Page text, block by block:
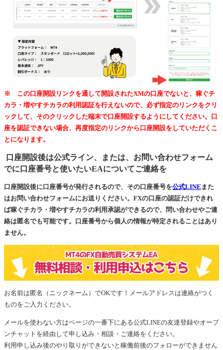
※ この口座開設リンクを通して開設されたXMの口座でないと、稼ぐチ
カラ・増やすチカラの利用認証を行えないので、必ず指定のリンクをクリ
ックして、そのクリックした端末で口座開設するようにしてください。口
座を認証できない場合、再度指定のリンクから口座開設をしていただくこ
とになります。
口座開設後は公式ライン、または、お問い合わせフォーム
でに口座番号と使いたいEAについてご連絡を
口座開設後に口座番号が発行されるので、その口座番号を公式LINE また
はお問い合わせフォームにお送りください。FXの口座の認証だけできれ
ば稼ぐチカラ・増やすチカラの利用承認ができるので、問い合わせやご連
絡は匿名でも可能です。口座番号から個人の情報が特定されることはあり
ません。
お名前は匿名（ニックネーム）でOKです！メールアドレスは連絡がつく
ものをご入力ください。
メールを使わない方はページの一番下にある公式LINEの友達登録やオープ
ンチャットを経由して申し込み・相談・ご連絡をください。
利用申し込み後のやり取りができないと稼働前後のフォローができません